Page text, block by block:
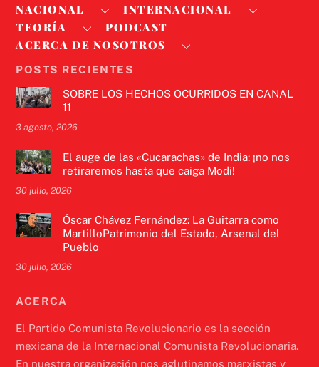
NACIONAL
INTERNACIONAL
TEORÍA
PODCAST
ACERCA DE NOSOTROS
POSTS RECIENTES
SOBRE LOS HECHOS OCURRIDOS EN CANAL
11
3 agosto, 2026
El auge de las «Cucarachas» de India: ¡no nos
retiraremos hasta que caiga Modi!
30 julio, 2026
Óscar Chávez Fernández: La Guitarra como
MartilloPatrimonio del Estado, Arsenal del
Pueblo
30 julio, 2026
ACERCA
El Partido Comunista Revolucionario es la sección
mexicana de la Internacional Comunista Revolucionaria.
En nuestra organización nos aglutinamos marxistas y